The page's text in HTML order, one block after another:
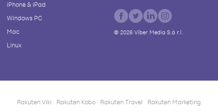
iPhone & iPad
Windows PC
Mac
Linux
© 2026Viber Media S.à r.l.
Rakuten Viki Rakuten Kobo Rakuten Travel Rakuten Marketing